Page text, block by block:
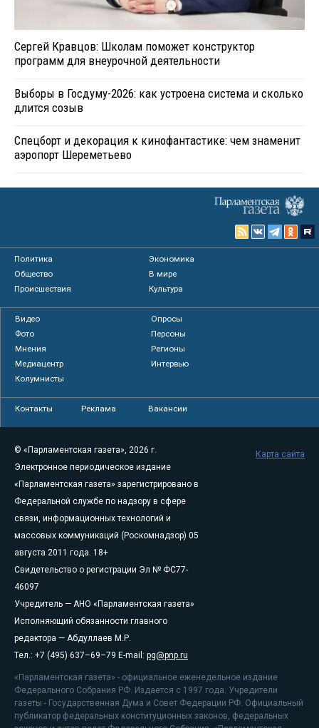
Сергей Кравцов: Школам поможет конструктор
программ для внеурочной деятельности
Выборы в Госдуму-2026: как устроена система и сколько
длится созыв
Спецборт и декорация к кинофантастике: чем знаменит
аэропорт Шереметьево
Политика
Экономика
Общество
В мире
Происшествия
Культура
Видео
Опросы
Фото
Персоны
Мнения
Регионы
Медиацентр
Интервью
Колумнисты
Контакты Реклама Вакансии
© «Парламентская газета», 2026 г.
Электронное периодическое издание
«Парламентская газета» зарегистрировано в
Федеральной службе по надзору в сфере
связи, информационных технологий и
массовых коммуникаций (Роскомнадзор) 05
августа 2011 года. 18+
Свидетельство о регистрации Эл № ФС77-
46097
Учредитель — АНО «Парламентская газета»
Исполняющий обязанности главного
редактора — Абдуллаев М.Р.
Тел.: +7 (495) 637–69–79 E-mail: pg@pnp.ru
«Парламентская газета» - официальное еженедельное издание
Федерального Собрания РФ. Издается с 1997 года. Учредители
газеты - Государственная Дума и Совет Федерации РФ. Официальный
публикатор федеральных конституционных законов, федеральных
Карта сайта